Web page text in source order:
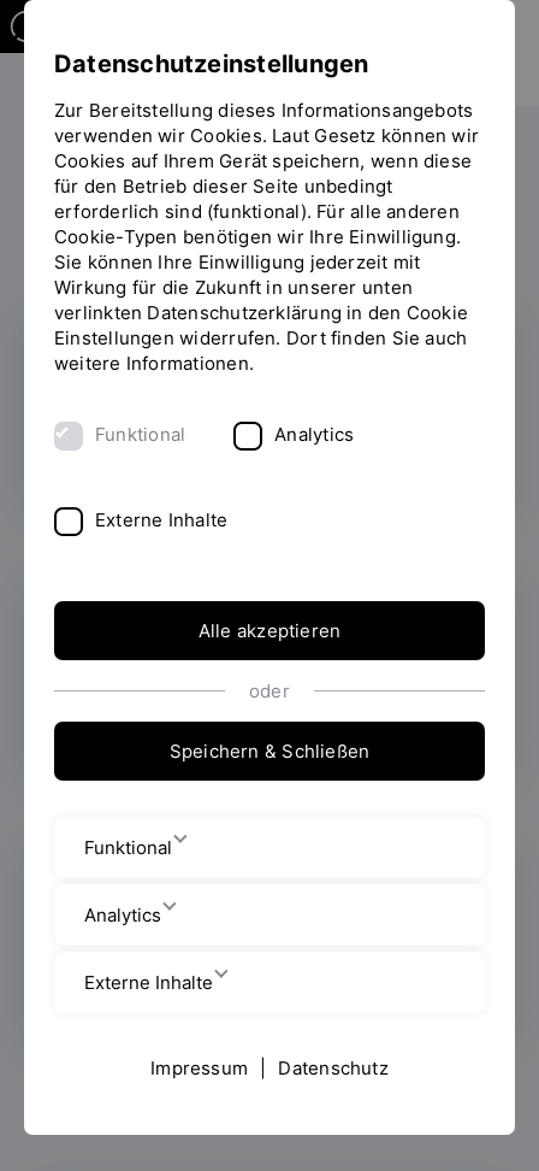
Sie
befinden
sich
auf
der
Seite
"Rechtliche
Grundlagen"
Die OTH Organisation Rechtliche Grundlagen
Amtliche Bekanntmachungen
Hochschulrecht
Datenschutzeinstellungen
Zur Bereitstellung dieses Informationsangebots
verwenden wir Cookies. Laut Gesetz können wir
Cookies auf Ihrem Gerät speichern, wenn diese
für den Betrieb dieser Seite unbedingt
erforderlich sind (funktional). Für alle anderen
Cookie-Typen benötigen wir Ihre Einwilligung.
Sie können Ihre Einwilligung jederzeit mit
Wirkung für die Zukunft in unserer unten
verlinkten Datenschutzerklärung in den Cookie
Einstellungen widerrufen. Dort finden Sie auch
weitere Informationen.
Funktional Analytics
Externe Inhalte
Alle akzeptieren
oder
Speichern & Schließen
Funktional
Analytics
Externe Inhalte
Impressum Datenschutz